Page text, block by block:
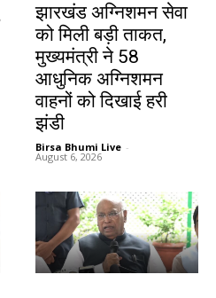
झारखंड अग्निशमन सेवा
को मिली बड़ी ताकत,
मुख्यमंत्री ने 58
आधुनिक अग्निशमन
वाहनों को दिखाई हरी
झंडी
Birsa Bhumi Live -
August 6, 2026